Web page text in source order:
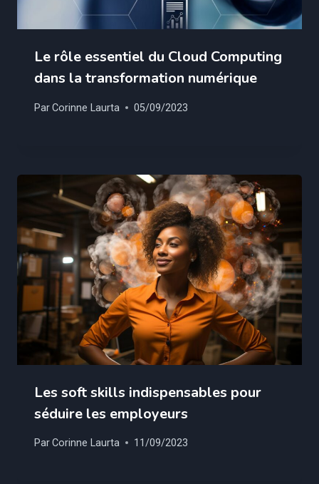
Le rôle essentiel du Cloud Computing
dans la transformation numérique
ParCorinne Laurta 05/09/2023
Les soft skills indispensables pour
séduire les employeurs
ParCorinne Laurta 11/09/2023